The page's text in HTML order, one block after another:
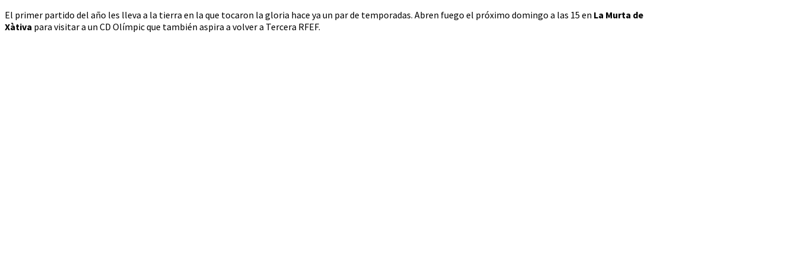
El primer partido del año les lleva a la tierra en la que tocaron la gloria hace ya un par de temporadas. Abren fuego el próximo domingo a las 15 en La Murta de
Xàtiva para visitar a un CD Olímpic que también aspira a volver a Tercera RFEF.